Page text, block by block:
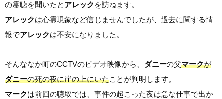
の霊聴を聞いたと アレック を訪ねます。
アレックは心霊現象など信じませんでしたが、過去に関する情
報でアレックは不安になりました。
そんななか町のCCTVのビデオ映像から、 ダニーの父マークが
ダニーの死の夜に崖の上にいたことが判明します。
マークは前回の聴取では、事件の起こった夜は急な仕事で出か